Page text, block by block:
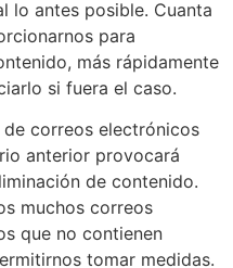
lo antes posible. Cuanta
para
más rápidamente
si fuera el caso.
correos electrónicos
anterior provocará
de contenido.
muchos correos
que no contienen
tomar medidas.